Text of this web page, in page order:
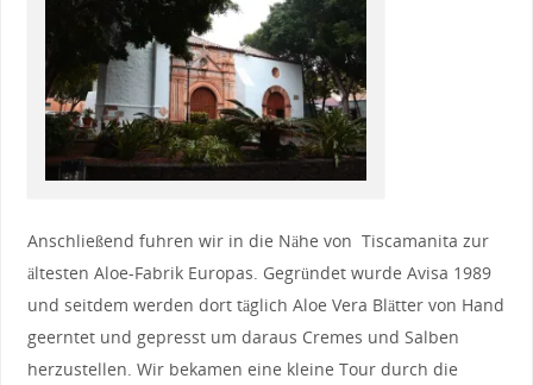
Anschließend fuhren wir in die Nähe von Tiscamanita zur
ältesten Aloe-Fabrik Europas. Gegründet wurde Avisa 1989
und seitdem werden dort täglich Aloe Vera Blätter von Hand
geerntet und gepresst um daraus Cremes und Salben
herzustellen. Wir bekamen eine kleine Tour durch die